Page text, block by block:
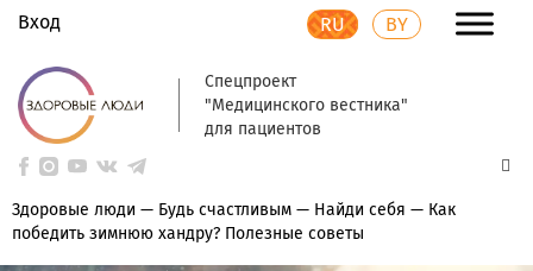
Вход RU BY
Спецпроект
"Медицинского вестника"
для пациентов
Здоровые люди — Будь счастливым — Найди себя — Как
победить зимнюю хандру? Полезные советы